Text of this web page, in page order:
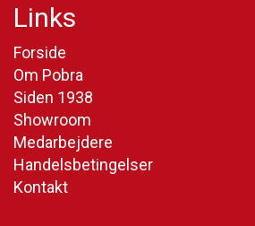
Links
Forside
Om Pobra
Siden 1938
Showroom
Medarbejdere
Handelsbetingelser
Kontakt